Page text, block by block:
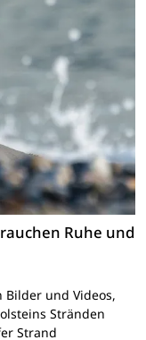
Ruhe und
und Videos,
Stränden
Strand